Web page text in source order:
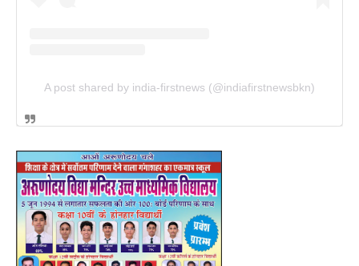
A post shared by india-firstnews (@indiafirstnewsbkn)